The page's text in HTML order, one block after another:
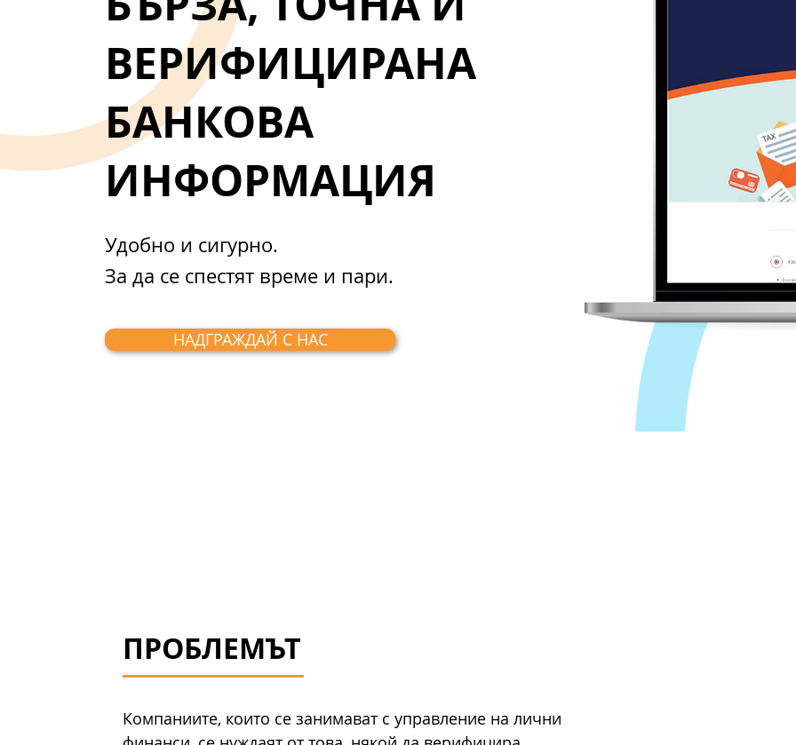
ВЕРИФИЦИРАНА
БАНКОВА
ИНФОРМАЦИЯ
Удобно и сигурно.
За да се спестят време и пари.
НАДГРАЖДАЙ С НАС
ПРОБЛЕМЪТ
Компаниите, които се занимават с управление на лични